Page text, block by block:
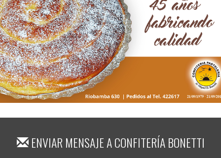
ENVIAR MENSAJE ACONFITERÍA BONETTI